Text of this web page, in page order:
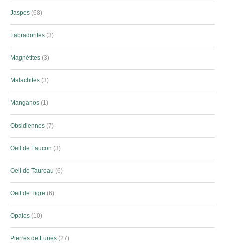
Jaspes 68
Labradorites 3
Magnétites 3
Malachites 3
Manganos 1
Obsidiennes 7
Oeil de Faucon 3
Oeil de Taureau 6
Oeil de Tigre 6
Opales 10
Pierres de Lunes 27